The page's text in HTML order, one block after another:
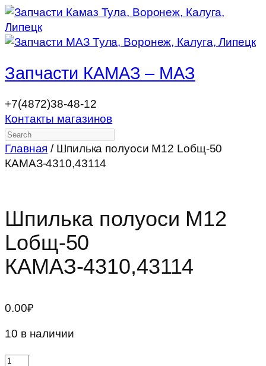
Запчасти КАМАЗ – МАЗ
+7(4872)38-48-12
Контакты магазинов
Search
Главная / Шпилька полуоси М12 Lобщ-50
КАМАЗ-4310,43114
Шпилька полуоси М12
Lобщ-50
КАМАЗ-4310,43114
0.00₽
10 в наличии
Количество